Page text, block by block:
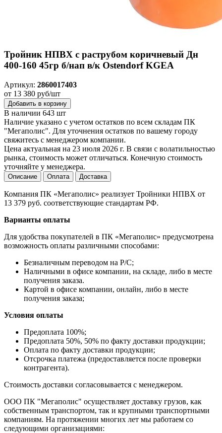
Тройник НПВХ с раструбом коричневый Дн
400-160 45гр б/нап в/к Ostendorf KGEA
Артикул: 2860017403
от 13 380 руб/шт
Добавить в корзину
В наличии 643 шт
Наличие указано с учетом остатков по всем складам ПК
"Мегаполис". Для уточнения остатков по вашему городу
свяжитесь с менеджером компании.
Цена актуальная на 23 июля 2026 г. В связи с волатильностью
рынка, стоимость может отличаться. Конечную стоимость
уточняйте у менеджера.
Описание Оплата Доставка
Компания ПК «Мегаполис» реализует Тройники НПВХ от
13 379 руб. соответствующие стандартам РФ.
Варианты оплаты
Для удобства покупателей в ПК «Мегаполис» предусмотрена
возможность оплаты различными способами:
Безналичным переводом на Р/С;
Наличными в офисе компании, на складе, либо в месте
получения заказа.
Картой в офисе компании, онлайн, либо в месте
получения заказа;
Условия оплаты
Предоплата 100%;
Предоплата 50%, 50% по факту доставки продукции;
Оплата по факту доставки продукции;
Отсрочка платежа (предоставляется после проверки
контрагента).
Стоимость доставки согласовывается с менеджером.
ООО ПК "Мегаполис" осуществляет доставку грузов, как
собственным транспортом, так и крупными транспортными
компаниям. На протяжении многих лет мы работаем со
следующими организациями: